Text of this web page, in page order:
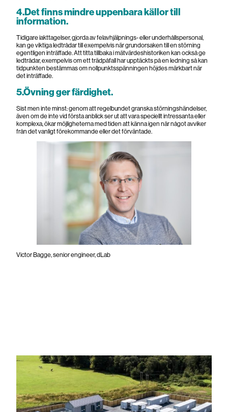
4.Det finns mindre uppenbara källor till
information.
Tidigare iakttagelser, gjorda av felavhjälpnings- eller underhållspersonal,
kan ge viktiga ledtrådar till exempelvis när grundorsaken till en störning
egentligen inträffade. Att titta tillbaka i mätvärdeshistoriken kan också ge
ledtrådar, exempelvis om ett trädpåfall har upptäckts på en ledning så kan
tidpunkten bestämmas om nollpunktsspänningen höjdes märkbart när
det inträffade.
5.Övning ger färdighet.
Sist men inte minst: genom att regelbundet granska störningshändelser,
även om de inte vid första anblick ser ut att vara speciellt intressanta eller
komplexa, ökar möjligheterna med tiden att känna igen när något avviker
från det vanligt förekommande eller det förväntade.
Victor Bagge, senior engineer, dLab